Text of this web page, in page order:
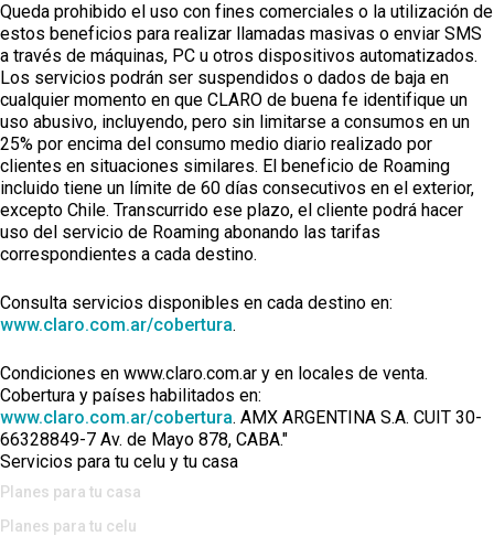
Queda prohibido el uso con fines comerciales o la utilización de
estos beneficios para realizar llamadas masivas o enviar SMS
a través de máquinas, PC u otros dispositivos automatizados.
Los servicios podrán ser suspendidos o dados de baja en
cualquier momento en que CLARO de buena fe identifique un
uso abusivo, incluyendo, pero sin limitarse a consumos en un
25% por encima del consumo medio diario realizado por
clientes en situaciones similares. El beneficio de Roaming
incluido tiene un límite de 60 días consecutivos en el exterior,
excepto Chile. Transcurrido ese plazo, el cliente podrá hacer
uso del servicio de Roaming abonando las tarifas
correspondientes a cada destino.
Consulta servicios disponibles en cada destino en:
www.claro.com.ar/cobertura.
Condiciones en www.claro.com.ar y en locales de venta.
Cobertura y países habilitados en:
www.claro.com.ar/cobertura. AMX ARGENTINA S.A. CUIT 30-
66328849-7 Av. de Mayo 878, CABA."
Servicios para tu celu y tu casa
Planes para tu casa
Planes para tu celu